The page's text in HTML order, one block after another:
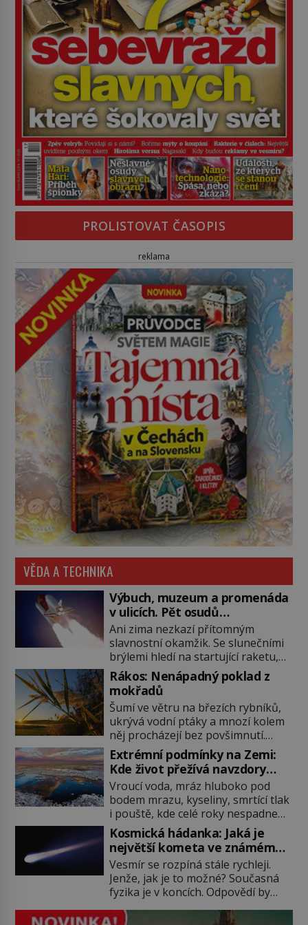
PROLISTOVAT ČASOPIS
reklama
VĚDA A TECHNIKA
Výbuch, muzeum a promenáda
v ulicích. Pět osudů
nejslavnějších raketoplánů
Ani zima nezkazí přítomným
slavnostní okamžik. Se slunečními
brýlemi hledí na startující raketu,
která má do vesmíru vynést kromě
posádky také obyčejnou učitelku.
Po několika sekundách všem
ztuhnou úsměvy, stroj totiž
exploduje. Jejich konstrukce není
z levného kraje, daňové poplatníky
stojí miliardy dolarů. Na druhou
stranu zvládnou jen představitelné
věci. Na malé kousky Název:
Columbia První […]
Rákos: Nenápadný poklad z
mokřadů
Šumí ve větru na březích rybníků,
ukrývá vodní ptáky a mnozí kolem
něj procházejí bez povšimnutí.
Přesto právě rákos pomáhal stavět
domy, vyrábět lodě, zapisovat první
texty a inspiroval řadu pověstí.
Tato skromná, ale užitečná
rostlina provází člověka už tisíce
let. Většina lidí vnímá rákos jen jako
obyčejnou kulisu letního koupání.
Stačí se však podívat […]
Extrémní podmínky na Zemi:
Kde život přežívá navzdory
všemu
Vroucí voda, mráz hluboko pod
bodem mrazu, kyseliny, smrtící tlak
i pouště, kde celé roky nespadne
jediná kapka deště. Na první
pohled místa, kde nemůže
existovat vůbec nic. Přesto právě
tady vědci objevují organismy,
které posouvají hranice života.
Každý nový nález mění naše
představy o tom, co všechno
Kosmická hádanka: Jaká je
největší kometa ve známém
vesmíru?
Vesmír se rozpíná stále rychleji.
Jenže, jak je to možné? Současná
fyzika je v koncích. Odpovědí by
energie. Právě na tu se zaměří